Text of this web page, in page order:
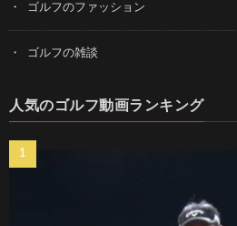
ゴルフのファッション
ゴルフの雑談
人気のゴルフ動画ランキング